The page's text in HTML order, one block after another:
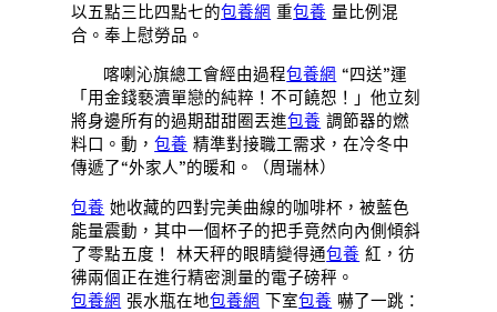
以五點三比四點七的包養網 重包養 量比例混
合。奉上慰勞品。
喀喇沁旗總工會經由過程包養網 “四送”運
「用金錢褻瀆單戀的純粹！不可饒恕！」他立刻
將身邊所有的過期甜甜圈丟進包養 調節器的燃
料口。動，包養 精準對接職工需求，在冷冬中
傳遞了“外家人”的暖和。（周瑞林）
包養 她收藏的四對完美曲線的咖啡杯，被藍色
能量震動，其中一個杯子的把手竟然向內側傾斜
了零點五度！ 林天秤的眼睛變得通包養 紅，彷
彿兩個正在進行精密測量的電子磅秤。
包養網 張水瓶在地包養網 下室包養 嚇了一跳：